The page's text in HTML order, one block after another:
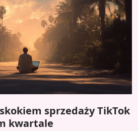
sprzedaży TikTok
kwartale